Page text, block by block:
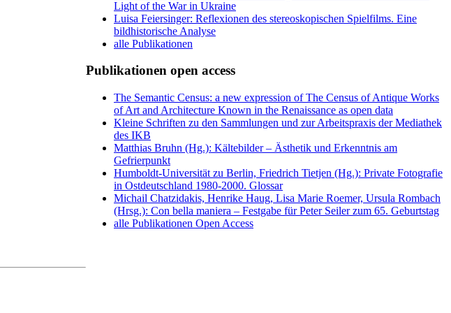
Light of the War in Ukraine
Luisa Feiersinger: Reflexionen des stereoskopischen Spielfilms. Eine
bildhistorische Analyse
alle Publikationen
Publikationen open access
The Semantic Census: a new expression of The Census of Antique Works
of Art and Architecture Known in the Renaissance as open data
Kleine Schriften zu den Sammlungen und zur Arbeitspraxis der Mediathek
des IKB
Matthias Bruhn (Hg.): Kältebilder – Ästhetik und Erkenntnis am
Gefrierpunkt
Humboldt-Universität zu Berlin, Friedrich Tietjen (Hg.): Private Fotografie
in Ostdeutschland 1980-2000. Glossar
Michail Chatzidakis, Henrike Haug, Lisa Marie Roemer, Ursula Rombach
(Hrsg.): Con bella maniera – Festgabe für Peter Seiler zum 65. Geburtstag
alle Publikationen Open Access